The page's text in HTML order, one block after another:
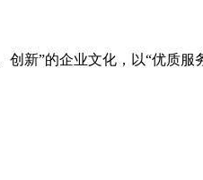
创新”的企业文化，以“优质